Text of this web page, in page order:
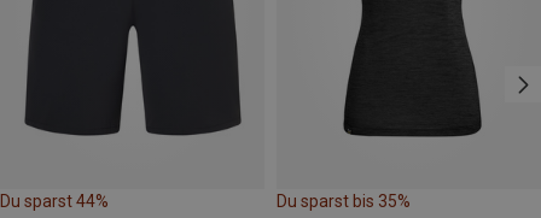
Du sparst 44% Du sparst bis 35%